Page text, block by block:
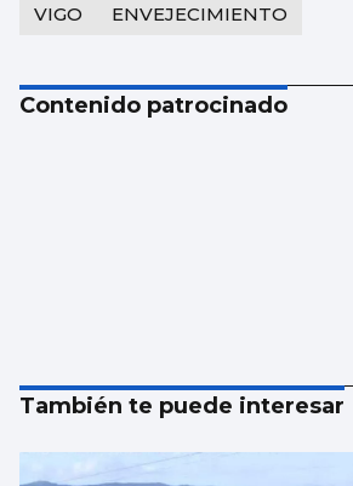
VIGO ENVEJECIMIENTO
Contenido patrocinado
También te puede interesar